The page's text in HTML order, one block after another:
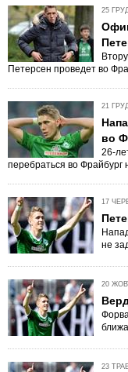
25
Петерсен проведет во
21
во
26-
перебраться во Фрайбург
17
не
20
23